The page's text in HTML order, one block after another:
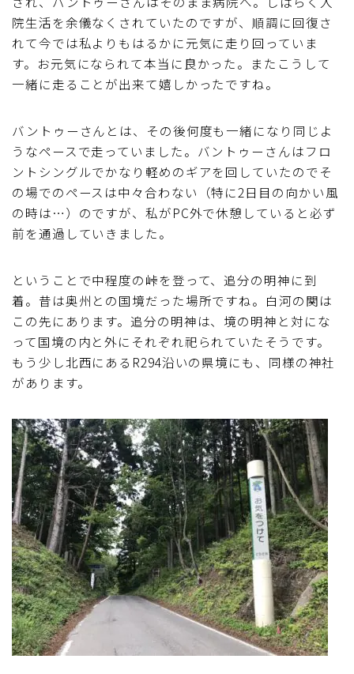
ブルベレポート2022
ブルべレポート2021
ブルベレポート2020
ブルベレポート2019
ブルベレポート2018
ブルベレポート2016
ブルべレポート2015
ブルべレポート2014
ブルべレポート2013
ブルべレポート2012
院生活を余儀なくされていたのですが、順調に回復さ
れて今では私よりもはるかに元気に走り回っていま
す。お元気になられて本当に良かった。またこうして
一緒に走ることが出来て嬉しかったですね。
バントゥーさんとは、その後何度も一緒になり同じよ
うなペースで走っていました。バントゥーさんはフロ
ントシングルでかなり軽めのギアを回していたのでそ
の場でのペースは中々合わない（特に2日目の向かい風
の時は…）のですが、私がPC外で休憩していると必ず
前を通過していきました。
ということで中程度の峠を登って、追分の明神に到
着。昔は奥州との国境だった場所ですね。白河の関は
この先にあります。追分の明神は、境の明神と対にな
って国境の内と外にそれぞれ祀られていたそうです。
もう少し北西にあるR294沿いの県境にも、同様の神社
があります。